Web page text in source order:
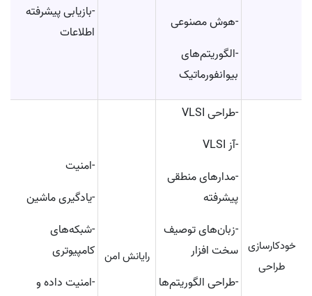
-هوش مصنوعی
-الگوریتم‌های
بیوانفورماتیک
-بازیابی پیشرفته
اطلاعات
خودکارسازی
طراحی
-طراحی VLSI
-آز VLSI
-مدارهای منطقی
پیشرفته
-زبان‌های توصیف
سخت افزار
-طراحی الگوریتم‌ها
رایانش امن
-امنیت
-یادگیری ماشین
-شبکه‌های
کامپیوتری
-امنیت داده و